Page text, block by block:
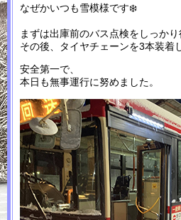
なぜかいつも雪模様です❄️
まずは出庫前のバス点検をしっか
その後、タイヤチェーンを3本装着
安全第一で、
本日も無事運行に努めました。